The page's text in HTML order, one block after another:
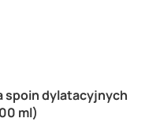
spoin dylatacyjnych
ml)